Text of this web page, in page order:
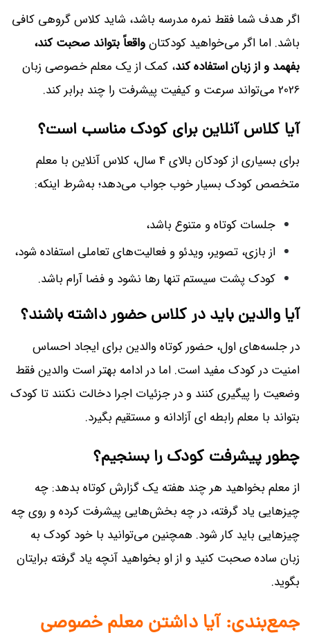
اگر هدف شما فقط نمره مدرسه باشد، شاید کلاس گروهی کافی
باشد. اما اگر می‌خواهید کودکتانواقعاً بتواند صحبت کند،
بفهمد و از زبان استفاده کند، کمک از یک معلم خصوصی زبان
2026 می‌تواند سرعت و کیفیت پیشرفت را چند برابر کند.
آیا کلاس آنلاین برای کودک مناسب است؟
برای بسیاری از کودکان بالای 4 سال، کلاس آنلاین با معلم
متخصص کودک بسیار خوب جواب می‌دهد؛ به‌شرط اینکه:
جلسات کوتاه و متنوع باشد،
از بازی، تصویر، ویدئو و فعالیت‌های تعاملی استفاده شود،
کودک پشت سیستم تنها رها نشود و فضا آرام باشد.
آیا والدین باید در کلاس حضور داشته باشند؟
در جلسه‌های اول، حضور کوتاه والدین برای ایجاد احساس
امنیت در کودک مفید است. اما در ادامه بهتر است والدین فقط
وضعیت را پیگیری کنند و در جزئیات اجرا دخالت نکنند تا کودک
بتواند با معلم رابطه ای آزادانه و مستقیم بگیرد.
چطور پیشرفت کودک را بسنجیم؟
از معلم بخواهید هر چند هفته یک گزارش کوتاه بدهد: چه
چیزهایی یاد گرفته، در چه بخش‌هایی پیشرفت کرده و روی چه
چیزهایی باید کار شود. همچنین می‌توانید با خود کودک به
زبان ساده صحبت کنید و از او بخواهید آنچه یاد گرفته برایتان
بگوید.
جمع‌بندی: آیا داشتن معلم خصوصی